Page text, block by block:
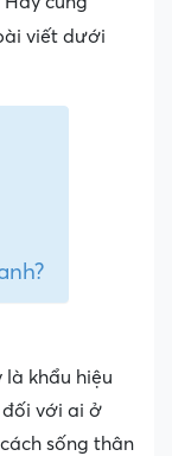
viết dưới
là khẩu hiệu
với ai ở
sống thân